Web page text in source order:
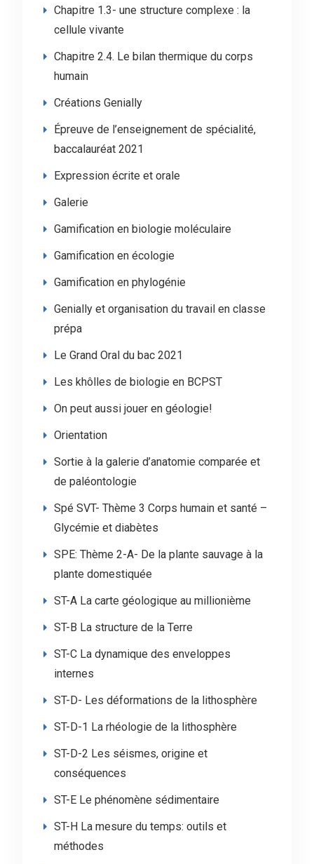
Chapitre 1.3- une structure complexe : la
cellule vivante
Chapitre 2.4. Le bilan thermique du corps
humain
Créations Genially
Épreuve de l’enseignement de spécialité,
baccalauréat 2021
Expression écrite et orale
Galerie
Gamification en biologie moléculaire
Gamification en écologie
Gamification en phylogénie
Genially et organisation du travail en classe
prépa
Le Grand Oral du bac 2021
Les khôlles de biologie en BCPST
On peut aussi jouer en géologie!
Orientation
Sortie à la galerie d’anatomie comparée et
de paléontologie
Spé SVT- Thème 3 Corps humain et santé –
Glycémie et diabètes
SPE: Thème 2-A- De la plante sauvage à la
plante domestiquée
ST-A La carte géologique au millionième
ST-B La structure de la Terre
ST-C La dynamique des enveloppes
internes
ST-D- Les déformations de la lithosphère
ST-D-1 La rhéologie de la lithosphère
ST-D-2 Les séismes, origine et
conséquences
ST-E Le phénomène sédimentaire
ST-H La mesure du temps: outils et
méthodes